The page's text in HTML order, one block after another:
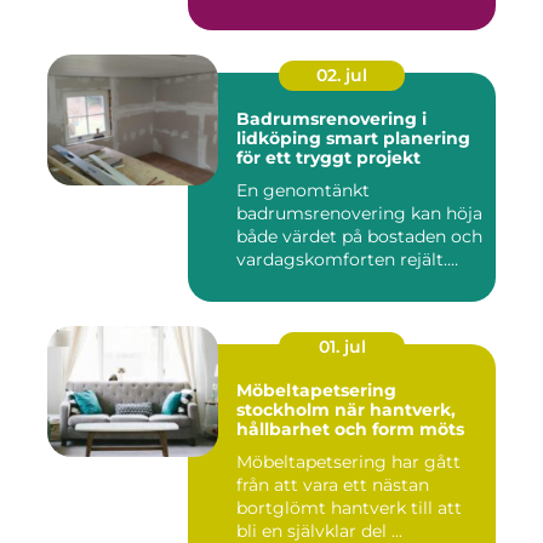
02. jul
Badrumsrenovering i
lidköping smart planering
för ett tryggt projekt
En genomtänkt
badrumsrenovering kan höja
både värdet på bostaden och
vardagskomforten rejält.
01. jul
Möbeltapetsering
stockholm när hantverk,
hållbarhet och form möts
Möbeltapetsering har gått
från att vara ett nästan
bortglömt hantverk till att
bli en självklar del ...